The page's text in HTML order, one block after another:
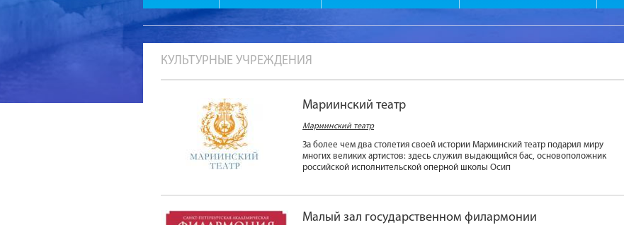
КУЛЬТУРНЫЕ УЧРЕЖДЕНИЯ
Мариинский театр
Мариинский театр
За более чем два столетия своей истории Мариинский театр подарил миру
многих великих артистов: здесь служил выдающийся бас, основоположник
российской исполнительской оперной школы Осип
Малый зал государственном филармонии